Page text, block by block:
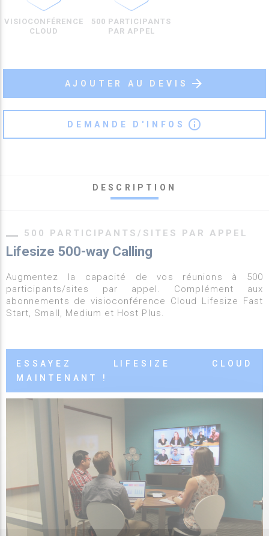
VISIOCONFÉRENCE
CLOUD
500 PARTICIPANTS
PAR APPEL
AJOUTER AU DEVIS arrow_forward
DEMANDE D'INFOS info_outline
DESCRIPTION
500 PARTICIPANTS/SITES PAR APPEL
Lifesize 500-way Calling
Augmentez la capacité de vos réunions à 500
participants/sites par appel. Complément aux
abonnements de visioconférence Cloud Lifesize Fast
Start, Small, Medium et Host Plus.
ESSAYEZ LIFESIZE CLOUD
MAINTENANT !